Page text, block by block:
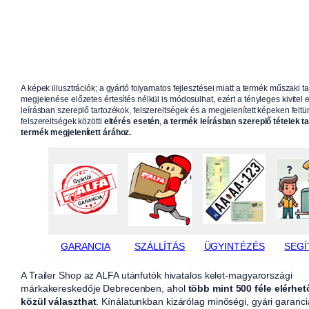
A képek illusztrációk; a gyártó folyamatos fejlesztései miatt a termék műszaki
megjelenése előzetes értesítés nélkül is módosulhat, ezért a tényleges kivitel
leírásban szereplő tartozékok, felszereltségek és a megjelenített képeken
felszereltségek közötti eltérés esetén ,a termék leírásban szereplő tételek
termék megjelenített árához.
GARANCIA SZÁLLÍTÁS ÜGYINTÉZÉS
A Trailer Shop az ALFA utánfutók hivatalos kelet-magyarországi
márkakereskedője Debrecenben, ahol több mint 500 féle
közül választhat. Kínálatunkban kizárólag minőségi, gyári